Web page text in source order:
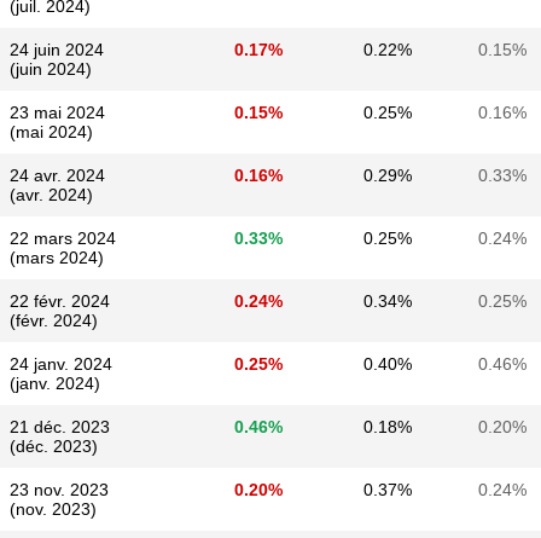
(juil. 2024)
24 juin 2024
(juin 2024)
0.17% 0.22% 0.15%
23 mai 2024
(mai 2024)
0.15% 0.25% 0.16%
24 avr. 2024
(avr. 2024)
0.16% 0.29% 0.33%
22 mars 2024
(mars 2024)
0.33% 0.25% 0.24%
22 févr. 2024
(févr. 2024)
0.24% 0.34% 0.25%
24 janv. 2024
(janv. 2024)
0.25% 0.40% 0.46%
21 déc. 2023
(déc. 2023)
0.46% 0.18% 0.20%
23 nov. 2023
(nov. 2023)
0.20% 0.37% 0.24%